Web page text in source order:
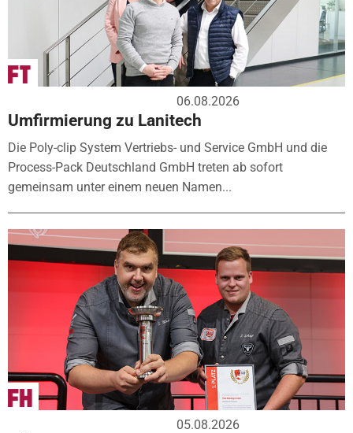
06.08.2026
Umfirmierung zu Lanitech
Die Poly-clip System Vertriebs- und Service GmbH und die
Process-Pack Deutschland GmbH treten ab sofort
gemeinsam unter einem neuen Namen...
05.08.2026